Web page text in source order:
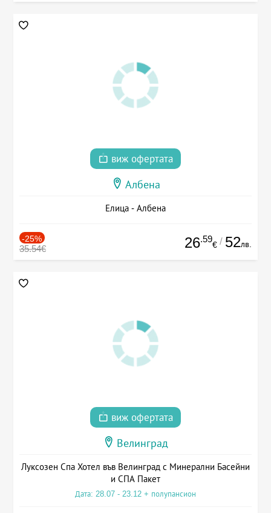
виж офертата
Албена
Елица - Албена
-25%
35.54€ 26.59
€ / 52лв.
виж офертата
Велинград
Луксозен Спа Хотел във Велинград с Минерални Басейни
и СПА Пакет
Дата: 28.07 - 23.12 + полупансион